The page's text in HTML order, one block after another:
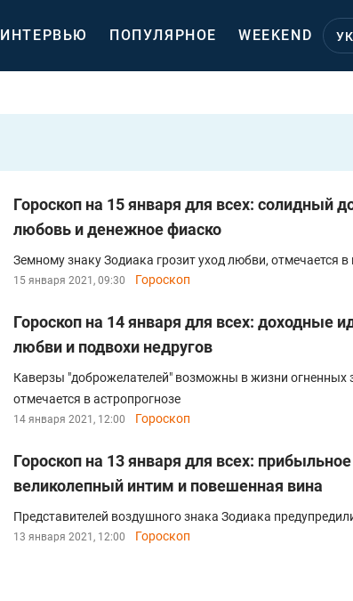
ИНТЕРВЬЮ ПОПУЛЯРНОЕ WEEKEND
Гороскоп на 15 января для всех: солидный
любовь и денежное фиаско
Земному знаку Зодиака грозит уход любви, отмечается в
15 января 2021, 09:30 Гороскоп
Гороскоп на 14 января для всех: доходные
любви и подвохи недругов
Каверзы "доброжелателей" возможны в жизни огненных
отмечается в астропрогнозе
14 января 2021, 12:00 Гороскоп
Гороскоп на 13 января для всех:
великолепный интим и повешенная вина
Представителей воздушного знака Зодиака
13 января 2021, 12:00 Гороскоп